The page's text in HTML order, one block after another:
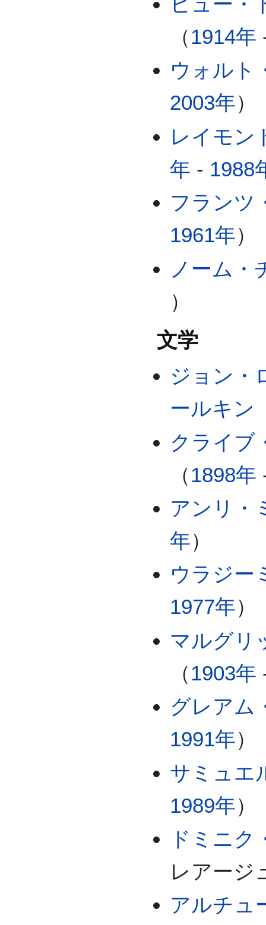
（1914年
ウォルト
2003年）
レイモン
年 - 1988
フランツ
1961年）
ノーム・
）
文学
ジョン・
ールキン
クライブ
（1898年
アンリ・
年）
ウラジー
1977年）
マルグリ
（1903年
グレアム
1991年）
サミュエ
1989年）
ドミニク
レアージ
アルチュ